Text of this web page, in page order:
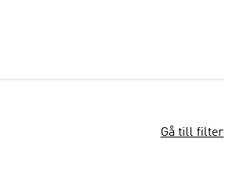
Gå till filter